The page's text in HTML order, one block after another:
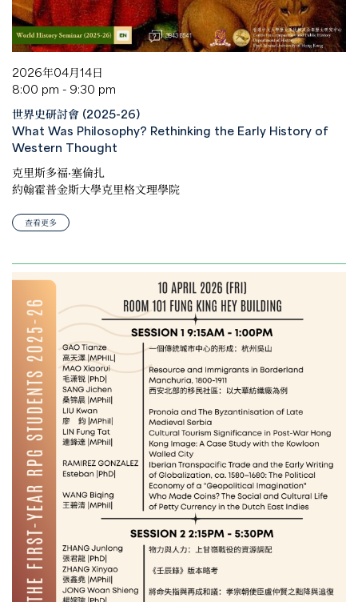
2026年04月14日
8:00 pm - 9:30 pm
世界史研討會 (2025-26)
What Was Philosophy? Rethinking the Early History of
Western Thought
克里斯多福·塞倫扎
約翰霍普金斯大學克里格文理學院
查看更多